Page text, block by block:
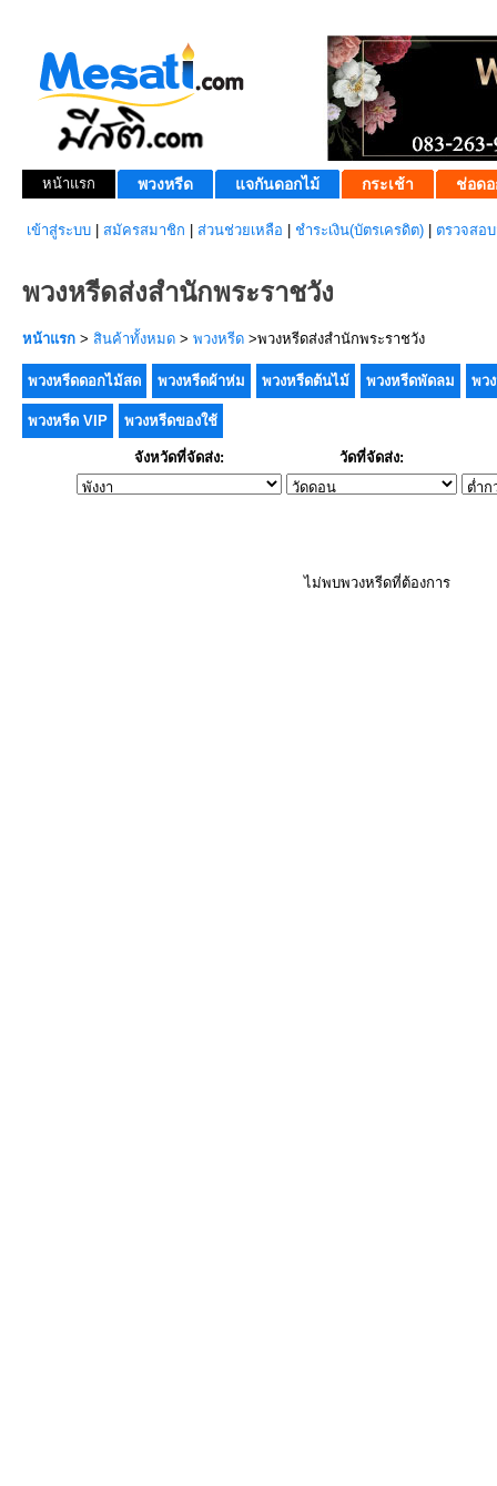
หน้าแรก พวงหรีด แจกันดอกไม้ กระเช้า ช่อดอ
เข้าสู่ระบบ สมัครสมาชิก ส่วนช่วยเหลือ ชำระเงิน(บัตรเครดิต) ตรวจสอ
พวงหรีดส่งสำนักพระราชวัง
หน้าแรก > สินค้าทั้งหมด > พวงหรีด >พวงหรีดส่งสำนักพระราชวัง
พวงหรีดดอกไม้สด พวงหรีดผ้าห่ม พวงหรีดต้นไม้ พวงหรีดพัดลม พว
พวงหรีด VIP พวงหรีดของใช้
จังหวัดที่จัดส่ง: วัดที่จัดส่ง:
ไม่พบพวงหรีดที่ต้องการ